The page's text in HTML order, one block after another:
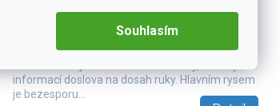
Souhlasím
Isudar 2DIN autorádio T72-IEV55
Android, Mitsubishi Pajero IV
S 2DIN autorádiem Isudar T72-IEV55 QLED pro
informací doslova na dosah ruky. Hlavním rysem
je bezesporu...